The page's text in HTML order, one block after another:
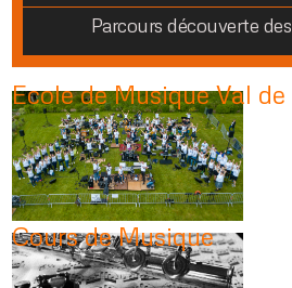
Parcours découverte
Ecole de Musique Val de
Cours de Musique